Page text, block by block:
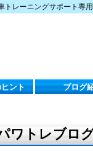
トレーニングサポート専
ント ブログ
ワトレブロ